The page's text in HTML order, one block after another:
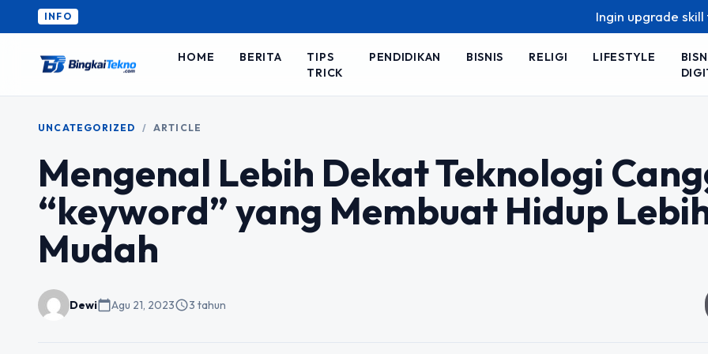
INFO Ingin upgrade skill tanpa
HOME BERITA
TIPS
TRICK
PENDIDIKAN BISNIS RELIGI LIFESTYLE
UNCATEGORIZED / ARTICLE
Mengenal Lebih Dekat Teknologi
“keyword” yang Membuat Hidup
Mudah
Dewicalendar_todayAgu 21, 2023schedule3 tahun